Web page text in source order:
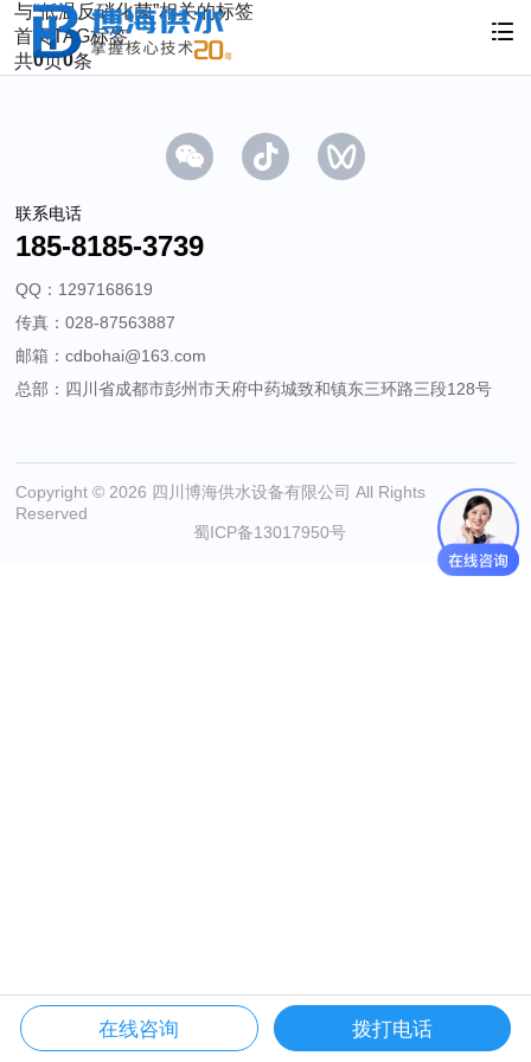
与“低温反硝化菌”相关的标签
首页TAG标签
共0页0条
联系电话
185-8185-3739
QQ：1297168619
传真：028-87563887
邮箱：cdbohai@163.com
总部：四川省成都市彭州市天府中药城致和镇东三环路三段128号
Copyright © 2026 四川博海供水设备有限公司 All Rights
Reserved
蜀ICP备13017950号
在线咨询 拨打电话